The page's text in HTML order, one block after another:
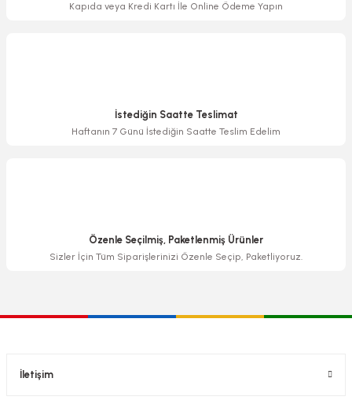
Kapıda veya Kredi Kartı İle Online Ödeme Yapın
İstediğin Saatte Teslimat
Haftanın 7 Günü İstediğin Saatte Teslim Edelim
Özenle Seçilmiş, Paketlenmiş Ürünler
Sizler İçin Tüm Siparişlerinizi Özenle Seçip, Paketliyoruz.
İletişim